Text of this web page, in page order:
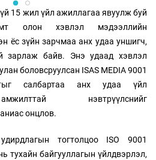
15 жил үйл ажиллагаа явуулж буй
олон хэвлэл мэдээллийн
ёс зүйн зарчмаа анх удаа уншигч,
зарлаж байв. Энэ удаад хэвлэл
боловсруулсан ISAS MEDIA 9001
салбартаа анх удаа үйл
нэвтрүүлснийг
онцлов.
тогтолцоо ISO 9001
тухайн байгууллагын үйлдвэрлэл,